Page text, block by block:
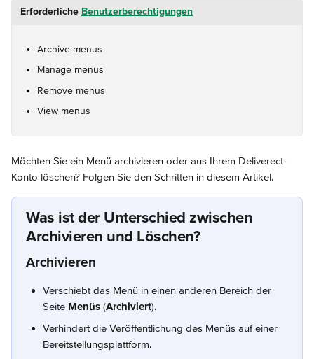
Erforderliche Benutzerberechtigungen
Archive menus
Manage menus
Remove menus
View menus
Möchten Sie ein Menü archivieren oder aus Ihrem Deliverect-
Konto löschen? Folgen Sie den Schritten in diesem Artikel.
Was ist der Unterschied zwischen
Archivieren und Löschen?
Archivieren
Verschiebt das Menü in einen anderen Bereich der
Seite Menüs (Archiviert).
Verhindert die Veröffentlichung des Menüs auf einer
Bereitstellungsplattform.